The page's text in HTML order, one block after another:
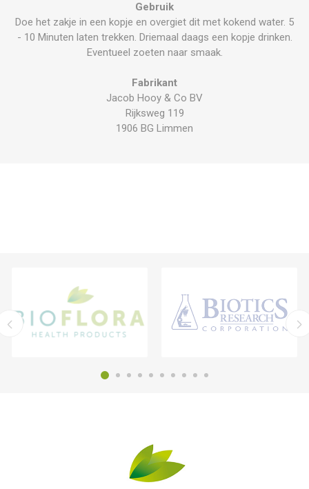
Gebruik
Doe het zakje in een kopje en overgiet dit met kokend water. 5
- 10 Minuten laten trekken. Driemaal daags een kopje drinken.
Eventueel zoeten naar smaak.
Fabrikant
Jacob Hooy & Co BV
Rijksweg 119
1906 BG Limmen